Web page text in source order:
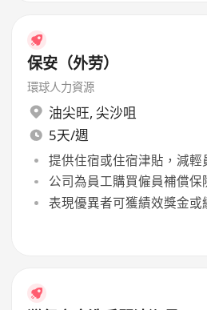
保安（外劳）
環球人力資源
油尖旺, 尖沙咀
5天/週
提供住宿或住宿津貼，減輕
公司為員工購買僱員補償保
表現優異者可獲績效獎金或